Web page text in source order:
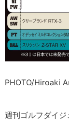
PHOTO/Hiroaki
週刊ゴルフダイ